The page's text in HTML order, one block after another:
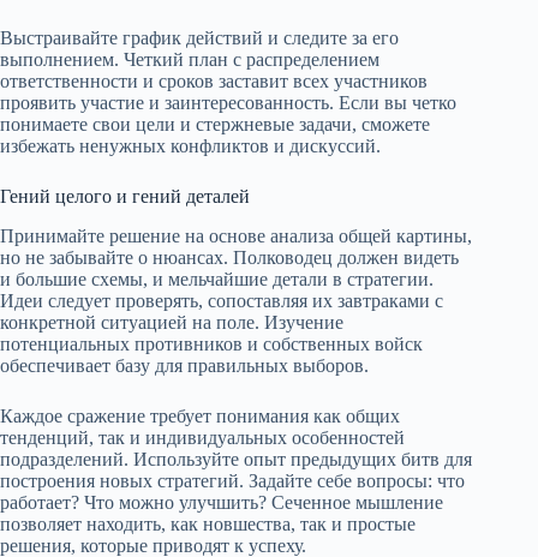
Выстраивайте график действий и следите за его
выполнением. Четкий план с распределением
ответственности и сроков заставит всех участников
проявить участие и заинтересованность. Если вы четко
понимаете свои цели и стержневые задачи, сможете
избежать ненужных конфликтов и дискуссий.
Гений целого и гений деталей
Принимайте решение на основе анализа общей картины,
но не забывайте о нюансах. Полководец должен видеть
и большие схемы, и мельчайшие детали в стратегии.
Идеи следует проверять, сопоставляя их завтраками с
конкретной ситуацией на поле. Изучение
потенциальных противников и собственных войск
обеспечивает базу для правильных выборов.
Каждое сражение требует понимания как общих
тенденций, так и индивидуальных особенностей
подразделений. Используйте опыт предыдущих битв для
построения новых стратегий. Задайте себе вопросы: что
работает? Что можно улучшить? Сеченное мышление
позволяет находить, как новшества, так и простые
решения, которые приводят к успеху.